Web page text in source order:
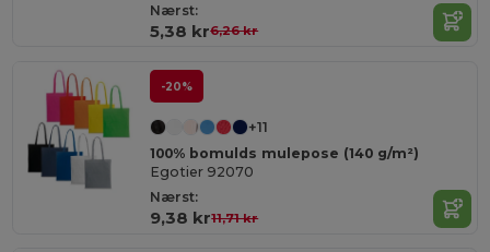
Nærst:
5,38 kr6,26 kr
-20%
+11
100% bomulds mulepose (140 g/m²)
Egotier 92070
Nærst:
9,38 kr11,71 kr